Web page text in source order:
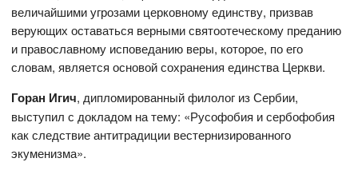
величайшими угрозами церковному единству, призвав
верующих оставаться верными святоотеческому преданию
и православному исповеданию веры, которое, по его
словам, является основой сохранения единства Церкви.
Горан Игич, дипломированный филолог из Сербии,
выступил с докладом на тему: «Русофобия и сербофобия
как следствие антитрадиции вестернизированного
экуменизма».